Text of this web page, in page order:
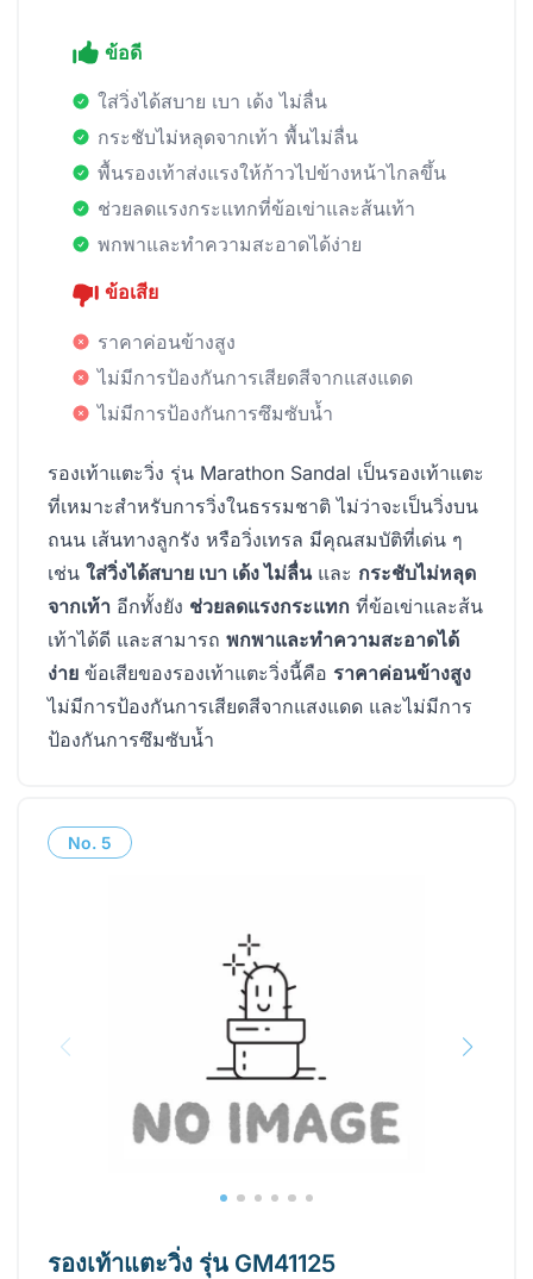
ข้อดี
ใส่วิ่งได้สบาย เบา เด้ง ไม่ลื่น
กระชับไม่หลุดจากเท้า พื้นไม่ลื่น
พื้นรองเท้าส่งแรงให้ก้าวไปข้างหน้าไกลขึ้น
ช่วยลดแรงกระแทกที่ข้อเข่าและส้นเท้า
พกพาและทำความสะอาดได้ง่าย
ข้อเสีย
ราคาค่อนข้างสูง
ไม่มีการป้องกันการเสียดสีจากแสงแดด
ไม่มีการป้องกันการซึมซับน้ำ
รองเท้าแตะวิ่ง รุ่น Marathon Sandal เป็นรองเท้าแตะ
ที่เหมาะสำหรับการวิ่งในธรรมชาติ ไม่ว่าจะเป็นวิ่งบน
ถนน เส้นทางลูกรัง หรือวิ่งเทรล มีคุณสมบัติที่เด่น ๆ
เช่น ใส่วิ่งได้สบาย เบา เด้ง ไม่ลื่นและ กระชับไม่หลุด
จากเท้า อีกทั้งยัง ช่วยลดแรงกระแทก ที่ข้อเข่าและส้น
เท้าได้ดี และสามารถ พกพาและทำความสะอาดได้
ง่าย ข้อเสียของรองเท้าแตะวิ่งนี้คือ ราคาค่อนข้างสูง
ไม่มีการป้องกันการเสียดสีจากแสงแดด และไม่มีการ
ป้องกันการซึมซับน้ำ
No. 5
รองเท้าแตะวิ่ง รุ่น GM41125